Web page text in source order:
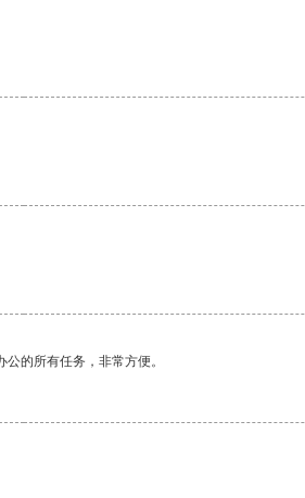
的所有任务，非常方便。